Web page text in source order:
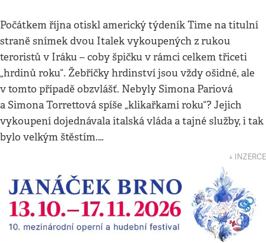
Počátkem října otiskl americký týdeník Time na titulní
straně snímek dvou Italek vykoupených z rukou
teroristů v Iráku – coby špičku v rámci celkem třiceti
„hrdinů roku“. Žebříčky hrdinství jsou vždy ošidné, ale
v tomto případě obzvlášť. Nebyly Simona Pariová
a Simona Torrettová spíše „klikařkami roku“? Jejich
vykoupení dojednávala italská vláda a tajné služby, i tak
bylo velkým štěstím.…
↓ INZERCE